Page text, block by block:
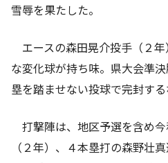
雪辱を果たした。
エースの森田晃介投手（２
な変化球が持ち味。県大会準
塁を踏ませない投球で完封する
打撃陣は、地区予選を含め
（２年）、４本塁打の森野壮